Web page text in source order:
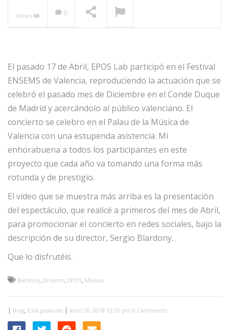
Views 0
El pasado 17 de Abril, EPOS Lab participó en el Festival
ENSEMS de Valencia, reproduciendo la actuación que se
celebró el pasado mes de Diciembre en el Conde Duque
de Madrid y acercándolo al público valenciano. El
concierto se celebro en el Palau de la Música de
Valencia con una estupenda asistencia. Mi
enhorabuena a todos los participantes en este
proyecto que cada año va tomando una forma más
rotunda y de prestigio.
El vídeo que se muestra más arriba es la presentación
del espectáculo, que realicé a primeros del mes de Abril,
para promocionar el concierto en redes sociales, bajo la
descripción de su director, Sergio Blardony.
Que lo disfrutéis.
Bardony, Ensems, EPOS, Música
| Blog, Está pasando | abril 26, 2018 12:35 pm 0 Comments